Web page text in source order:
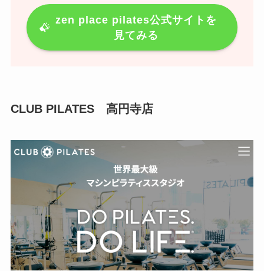
zen place pilates公式サイトを
見てみる
CLUB PILATES 高円寺店